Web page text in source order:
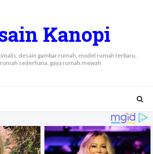
Kanopi
desain gambar rumah, model rumah terbaru,
sederhana, gaya rumah mewah